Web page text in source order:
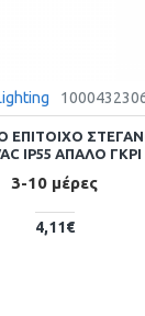
IP55 ΑΠΑΛΟ ΓΚΡΙ
3-10 μέρες
4,11€